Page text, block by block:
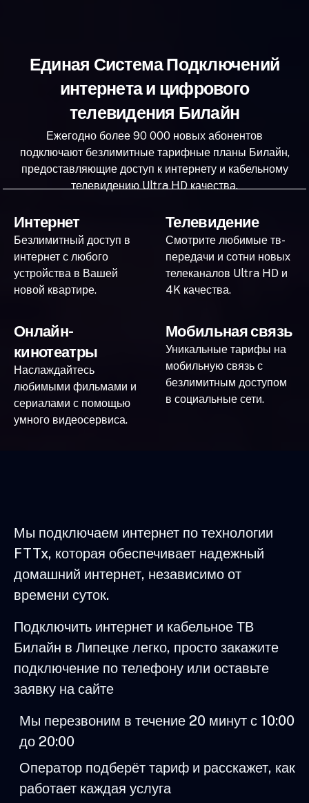
Единая Система Подключений
интернета и цифрового
телевидения Билайн
Ежегодно более 90 000 новых абонентов
подключают безлимитные тарифные планы Билайн,
предоставляющие доступ к интернету и кабельному
телевидению Ultra HD качества.
Интернет
Безлимитный доступ в
интернет с любого
устройства в Вашей
новой квартире.
Телевидение
Смотрите любимые тв-
передачи и сотни новых
телеканалов Ultra HD и
4K качества.
Онлайн-
кинотеатры
Наслаждайтесь
любимыми фильмами и
сериалами с помощью
умного видеосервиса.
Мобильная связь
Уникальные тарифы на
мобильную связь с
безлимитным доступом
в социальные сети.
Мы подключаем интернет по технологии
FTTx, которая обеспечивает надежный
домашний интернет, независимо от
времени суток.
Подключить интернет и кабельное ТВ
Билайн в Липецке легко, просто закажите
подключение по телефону или оставьте
заявку на сайте
Мы перезвоним в течение 20 минут с 10:00
до 20:00
Оператор подберёт тариф и расскажет, как
работает каждая услуга